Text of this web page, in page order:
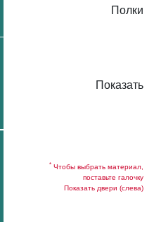
Полки
Показать
* Чтобы выбрать материал,
поставьте галочку
Показать двери (слева)